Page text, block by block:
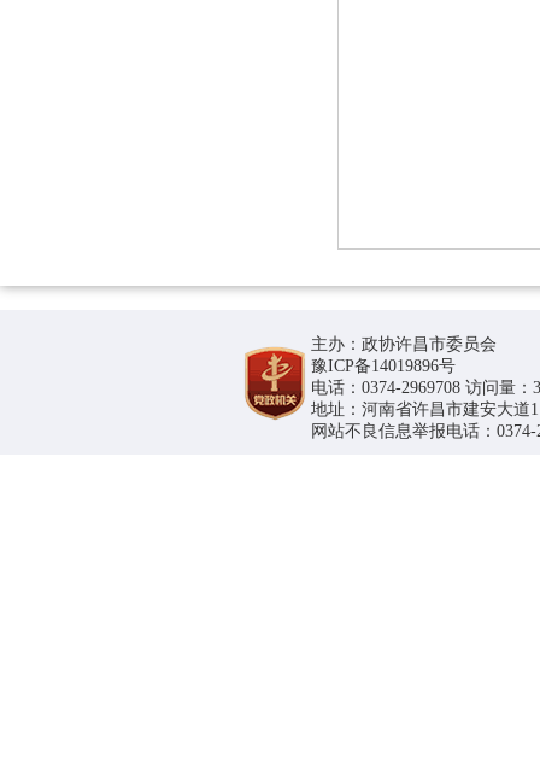
主办：政协许昌市委员会
豫ICP备14019896号
电话：0374-2969708 访问量：
地址：河南省许昌市建安大道
网站不良信息举报电话：